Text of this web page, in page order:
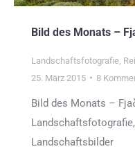
Bild des Monats –
Landschaftsfotografie
25. März 2015
8
Bild des Monats –
Landschaftsbilder